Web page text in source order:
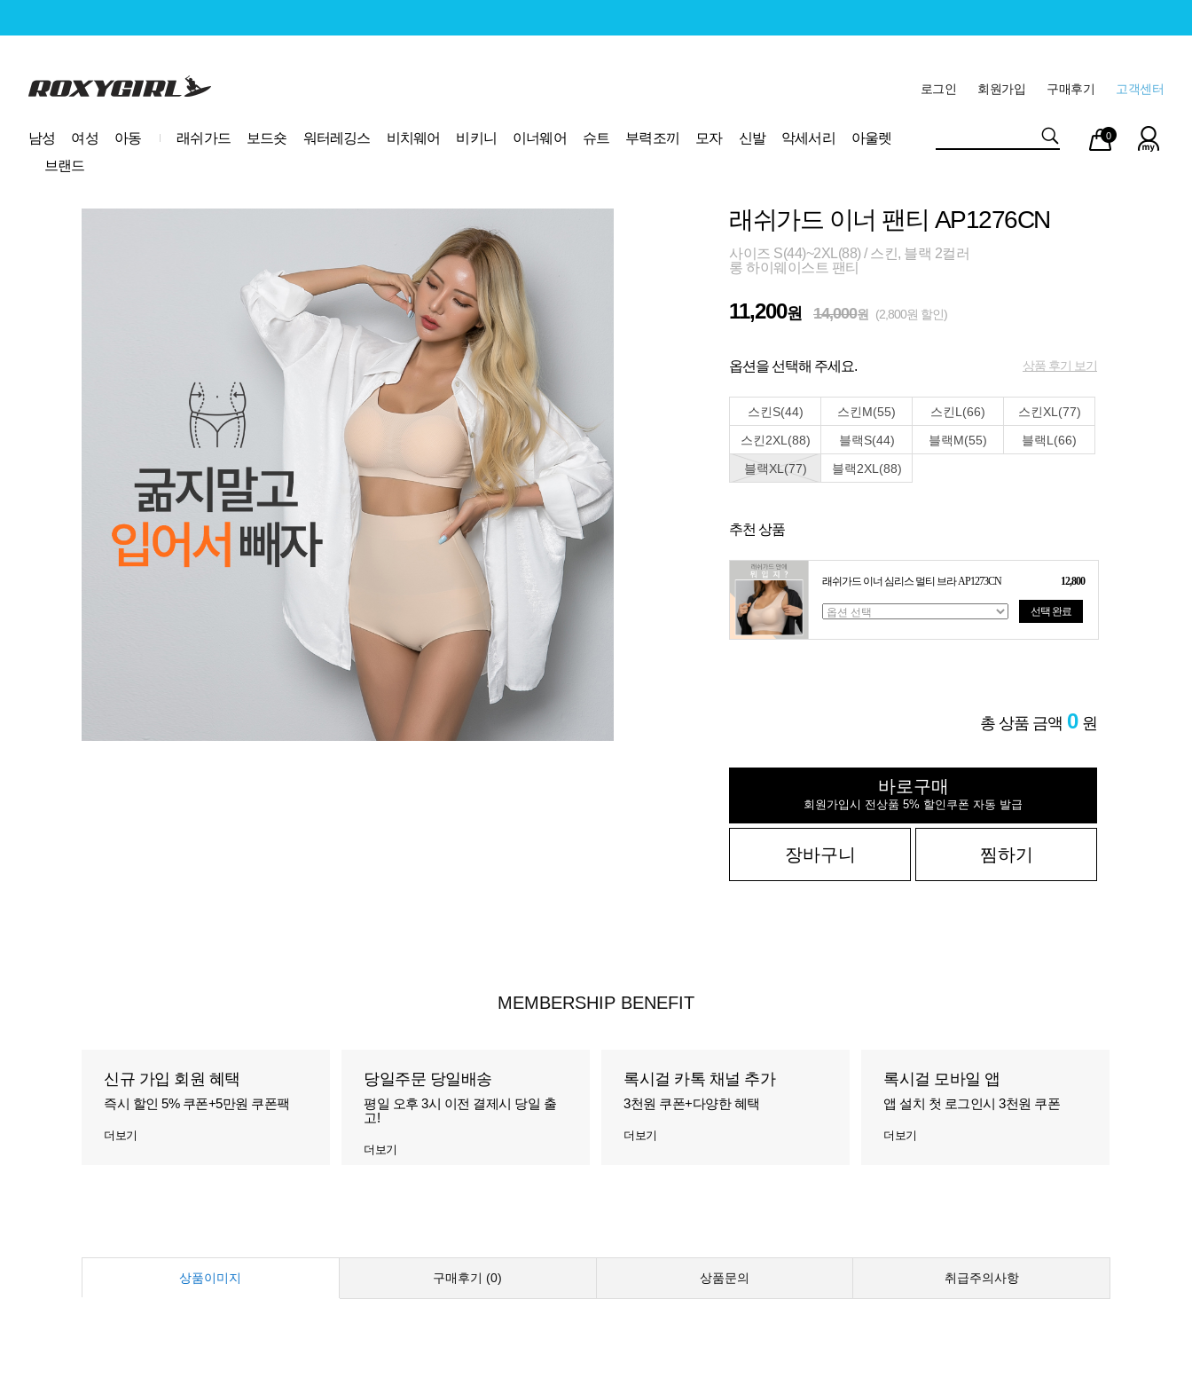
로고 고객센터
구매후기
회원가입
로그인
남성 여성 아동 래쉬가드 보드숏 워터레깅스 비치웨어 비키니 이너웨어 슈트 부력조끼 모자 신발 악세서리
아울렛
브랜드
마이
페이
장바
구니
0
래쉬가드 이너 팬티 AP1276CN
사이즈 S(44)~2XL(88) / 스킨, 블랙 2컬러
롱 하이웨이스트 팬티
11,200원 14,000원 (2,800원 할인)
옵션을 선택해 주세요. 상품 후기 보기
스킨S(44) 스킨M(55) 스킨L(66)
스킨XL(77)
스킨2XL(88)
블랙S(44) 블랙M(55)
블랙L(66)
블랙XL(77)
블랙2XL(88)
추천 상품
래쉬가드 이너 심리스 멀티 브라 AP1273CN 12,800
선택 완료
총 상품 금액 0 원
바로구매
회원가입시 전상품 5% 할인쿠폰 자동 발급
장바구니 찜하기
MEMBERSHIP BENEFIT
신규 가입 회원 혜택
즉시 할인 5% 쿠폰+5만원 쿠폰팩
더보기
당일주문 당일배송
평일 오후 3시 이전 결제시 당일 출
고!
더보기
록시걸 카톡 채널 추가
3천원 쿠폰+다양한 혜택
더보기
록시걸 모바일 앱
앱 설치 첫 로그인시 3천원 쿠폰
더보기
상품이미지 구매후기 (0) 상품문의 취급주의사항